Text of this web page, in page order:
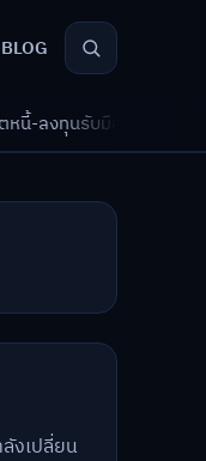
BLOG
รดี?/AI จัดพอร์ตเกษียณ
งเปลี่ยน